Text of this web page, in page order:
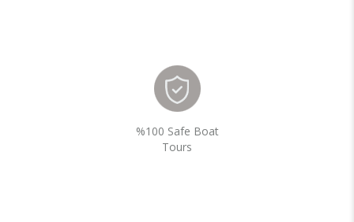
%100 Safe Boat
Tours